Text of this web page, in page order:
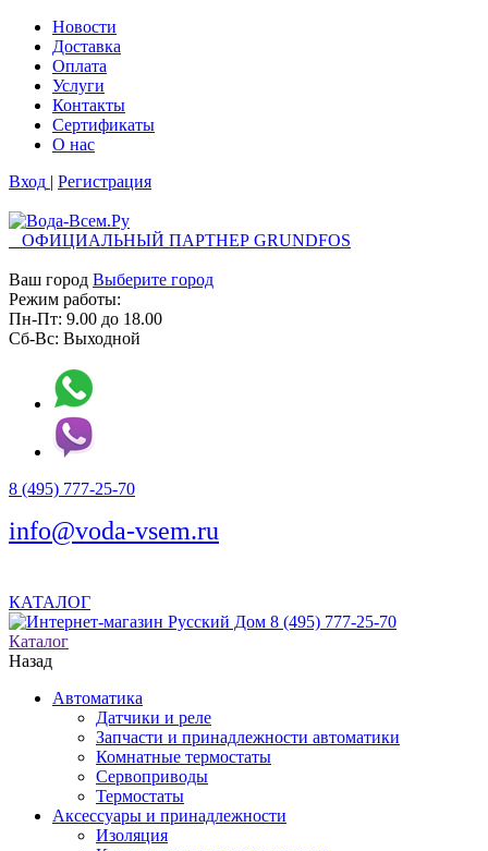
Новости
Доставка
Оплата
Услуги
Контакты
Cертификаты
О нас
Вход | Регистрация
ОФИЦИАЛЬНЫЙ ПАРТНЕР GRUNDFOS
Ваш город Выберите город
Режим работы:
Пн-Пт: 9.00 до 18.00
Сб-Вс: Выходной
8 (495) 777-25-70
info@voda-vsem.ru
КАТАЛОГ
8 (495) 777-25-70
Каталог
Назад
Автоматика
Датчики и реле
Запчасти и принадлежности автоматики
Комнатные термостаты
Сервоприводы
Термостаты
Аксессуары и принадлежности
Изоляция